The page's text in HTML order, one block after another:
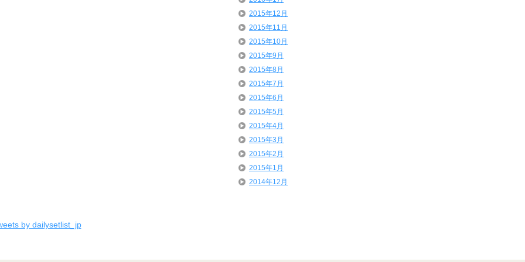
by dailysetlist_jp
2015年12月
2015年11月
2015年10月
2015年9月
2015年8月
2015年7月
2015年6月
2015年5月
2015年4月
2015年3月
2015年2月
2015年1月
2014年12月